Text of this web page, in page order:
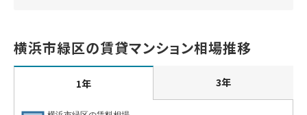
横浜市緑区の賃貸マンション相場推移
1年 3年